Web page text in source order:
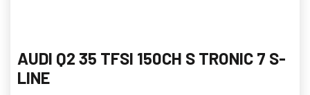
AUDI Q2 35 TFSI 150CH S TRONIC 7 S-
LINE